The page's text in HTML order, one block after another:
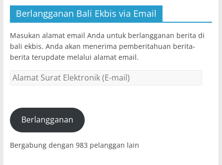
Berlangganan Bali Ekbis via Email
Masukan alamat email Anda untuk berlangganan berita di
bali ekbis. Anda akan menerima pemberitahuan berita-
berita terupdate melalui alamat email.
Alamat
(E-
mail)Berlangganan
Bergabung dengan 983 pelanggan lain